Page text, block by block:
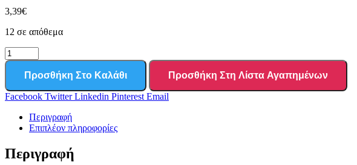
3,39€
12 σε απόθεμα
Προσθήκη Στο Καλάθι Προσθήκη Στη Λίστα Αγαπημένων
Facebook Twitter Linkedin Pinterest Email
Περιγραφή
Επιπλέον πληροφορίες
Περιγραφή